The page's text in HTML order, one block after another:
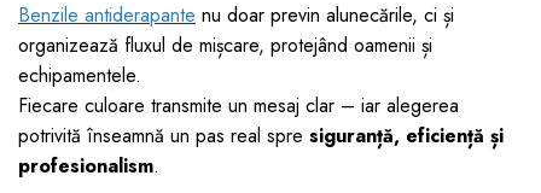
Benzile antiderapante nu doar previn alunecările, ci și
organizează fluxul de mișcare, protejând oamenii și
echipamentele.
Fiecare culoare transmite un mesaj clar – iar alegerea
potrivită înseamnă un pas real spre siguranță, eficiență și
profesionalism.